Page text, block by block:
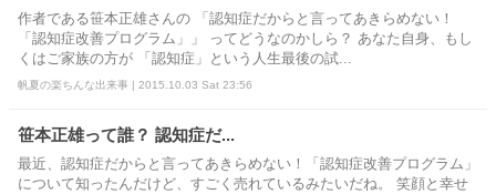
作者である笹本正雄さんの 「認知症だからと言ってあきらめない！
「認知症改善プログラム」」 ってどうなのかしら？ あなた自身、もし
くはご家族の方が 「認知症」という人生最後の試...
帆夏の楽ちんな出来事 | 2015.10.03 Sat 23:56
笹本正雄って誰？ 認知症だ...
最近、認知症だからと言ってあきらめない！「認知症改善プログラム」
について知ったんだけど、すごく売れているみたいだね。 笑顔と幸せ